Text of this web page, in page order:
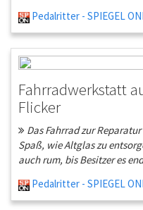
Pedalritter - SPIEGEL
Fahrradwerkstatt
Flicker
Das Fahrrad zur
Spaß, wie Altglas zu
auch rum, bis Besitzer es
Pedalritter - SPIEGEL